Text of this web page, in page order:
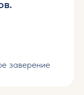
заверение